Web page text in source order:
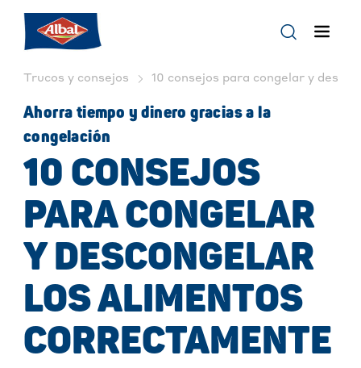
Trucos y consejos 10 consejos para congelar y
Ahorra tiempo y dinero gracias a la
congelación
10 CONSEJOS
PARA CONGELAR
Y DESCONGELAR
LOS ALIMENTOS
CORRECTAMENTE